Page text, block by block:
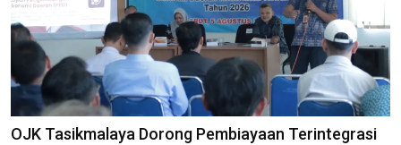
OJK Tasikmalaya Dorong Pembiayaan Terintegrasi